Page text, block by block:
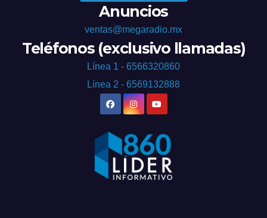
Anuncios
ventas@megaradio.mx
Teléfonos (exclusivo llamadas)
Línea 1 - 6566320860
Línea 2 - 6569132888